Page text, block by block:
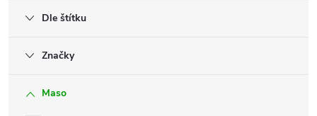
Dle štítku
Značky
Maso